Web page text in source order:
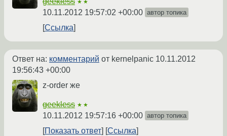
★★
10.11.2012 19:57:02 +00:00 автор топика
Ссылка
Ответ на: комментарий от kernelpanic 10.11.2012
19:56:43 +00:00
z-order же
geekless ★★
10.11.2012 19:57:16 +00:00 автор топика
Показать ответ Ссылка